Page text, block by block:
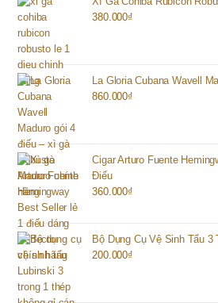
380.000₫
La Gloria Cubana Wavell
860.000₫
Cigar Arturo Fuente
Điếu
360.000₫
Bộ Dụng Cụ Vệ Sinh Tẩu 3
200.000₫